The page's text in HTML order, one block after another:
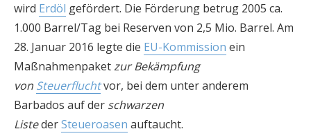
wird Erdöl gefördert. Die Förderung betrug 2005 ca.
1.000 Barrel/Tag bei Reserven von 2,5 Mio. Barrel. Am
28. Januar 2016 legte die EU-Kommission ein
Maßnahmenpaketzur Bekämpfung
von Steuerfluchtvor, bei dem unter anderem
Barbados auf der schwarzen
ListederSteueroasen auftaucht.